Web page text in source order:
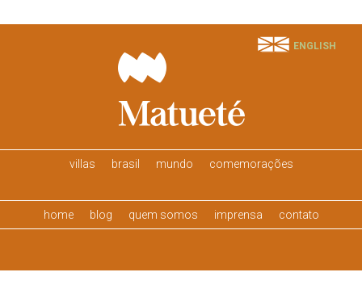
ENGLISH
home blog quem somos imprensa contato
villas brasil mundo comemorações